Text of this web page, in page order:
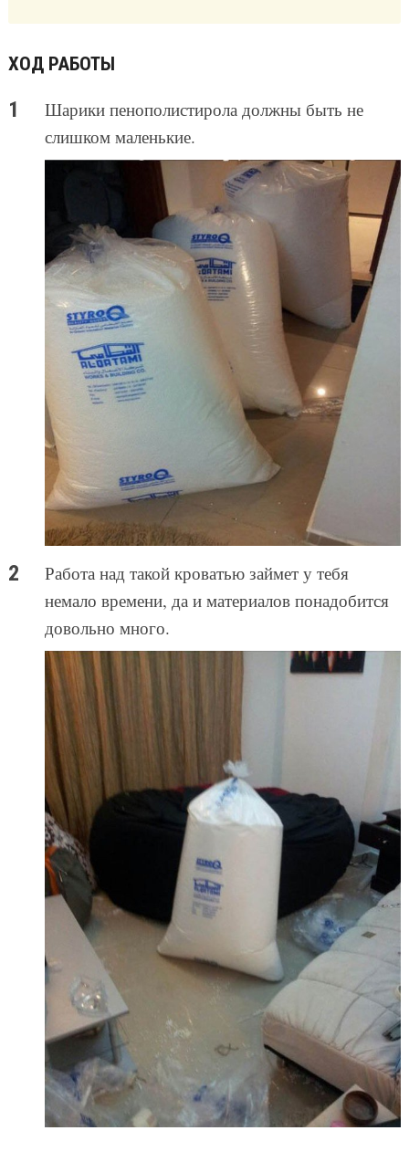
ХОД РАБОТЫ
Шарики пенополистирола должны быть не
слишком маленькие.
Работа над такой кроватью займет у тебя
немало времени, да и материалов понадобится
довольно много.